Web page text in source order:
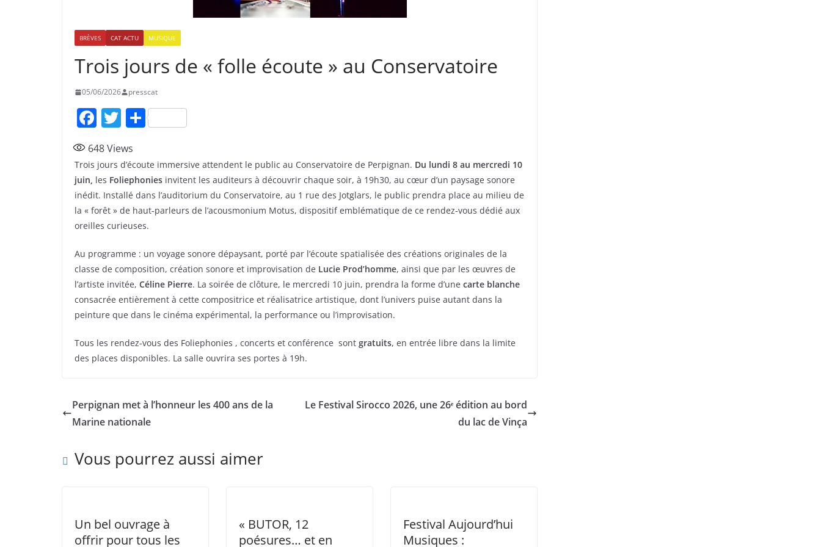
BRÈVES CAT ACTU MUSIQUE
Trois jours de « folle écoute » au Conservatoire
05/06/2026 presscat
F
c
e
b
o
o
k
T
itt
er
P
ta
g
er
648Views
Trois jours d’écoute immersive attendent le public au Conservatoire de Perpignan. Du lundi 8 au mercredi 10
juin, les Foliephonies invitent les auditeurs à découvrir chaque soir, à 19h30, au cœur d’un paysage sonore
inédit. Installé dans l’auditorium du Conservatoire, au 1 rue des Jotglars, le public prendra place au milieu de
la « forêt » de haut‑parleurs de l’acousmonium Motus, dispositif emblématique de ce rendez‑vous dédié aux
oreilles curieuses.
Au programme : un voyage sonore dépaysant, porté par l’écoute spatialisée des créations originales de la
classe de composition, création sonore et improvisation de Lucie Prod’homme, ainsi que par les œuvres de
l’artiste invitée, Céline Pierre. La soirée de clôture, le mercredi 10 juin, prendra la forme d’une carte blanche
consacrée entièrement à cette compositrice et réalisatrice artistique, dont l’univers puise autant dans la
peinture que dans le cinéma expérimental, la performance ou l’improvisation.
Tous les rendez‑vous des Foliephonies , concerts et conférence sont gratuits, en entrée libre dans la limite
des places disponibles. La salle ouvrira ses portes à 19h.
Perpignan met à l’honneur les 400 ans de la
Marine nationale
Le Festival Sirocco 2026, une 26ᵉ édition au bord
du lac de Vinça
Vous pourrez aussi aimer
Un bel ouvrage à
offrir pour tous les
« BUTOR, 12
poésures… et en
Festival Aujourd’hui
Musiques :